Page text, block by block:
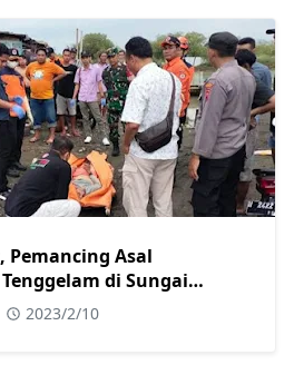
Pemancing Asal
di Sungai
2023/2/10